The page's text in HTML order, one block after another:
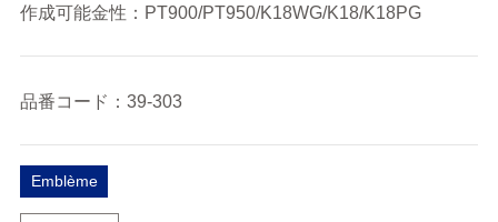
作成可能金性：PT900/PT950/K18WG/K18/K18PG
品番コード：39-303
Emblème